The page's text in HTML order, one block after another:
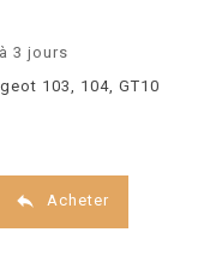
3 jours
103, 104, GT10
 Acheter